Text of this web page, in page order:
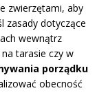
zwierzętami, aby
zasady dotyczące
wewnątrz
tarasie czy w
porządku
obecność